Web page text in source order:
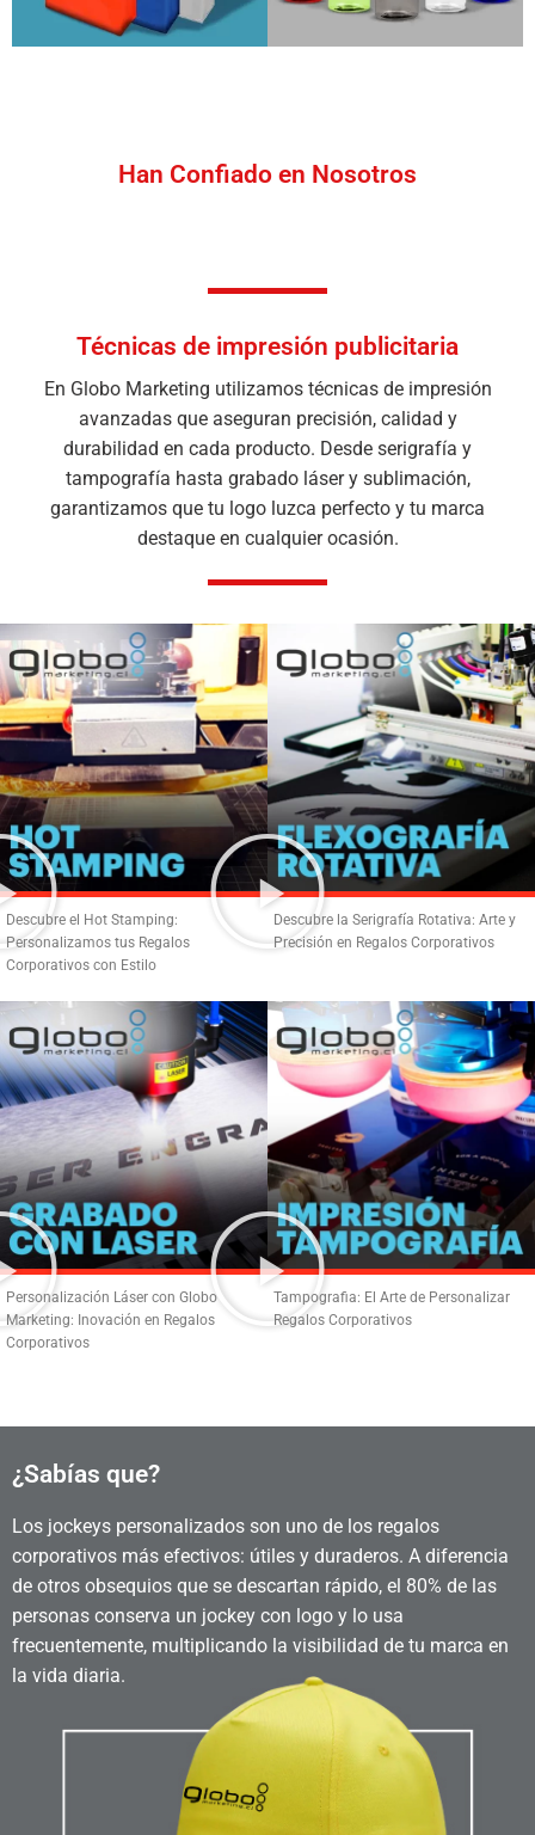
Han Confiado en Nosotros
Técnicas de impresión publicitaria
En Globo Marketing utilizamos técnicas de impresión
avanzadas que aseguran precisión, calidad y
durabilidad en cada producto. Desde serigrafía y
tampografía hasta grabado láser y sublimación,
garantizamos que tu logo luzca perfecto y tu marca
destaque en cualquier ocasión.
Descubre el Hot Stamping:
Personalizamos tus Regalos
Corporativos con Estilo
Descubre la Serigrafía Rotativa: Arte y
Precisión en Regalos Corporativos
Personalización Láser con Globo
Marketing: Inovación en Regalos
Corporativos
Tampografia: El Arte de Personalizar
Regalos Corporativos
¿Sabías que?
Los jockeys personalizados son uno de los regalos
corporativos más efectivos: útiles y duraderos. A diferencia
de otros obsequios que se descartan rápido, el 80% de las
personas conserva un jockey con logo y lo usa
frecuentemente, multiplicando la visibilidad de tu marca en
la vida diaria.